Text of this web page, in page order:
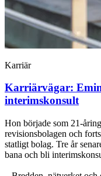
Karriär
Karriärvägar:
interimskonsult
Hon började som 21-
revisionsbolagen och
statligt bolag. Tre år
bana och bli